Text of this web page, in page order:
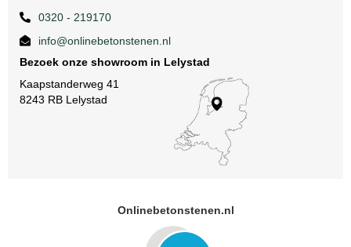
0320 - 219170
info@onlinebetonstenen.nl
Bezoek onze showroom in Lelystad
Kaapstanderweg 41
8243 RB Lelystad
Onlinebetonstenen.nl